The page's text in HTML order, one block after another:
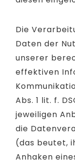
Die
Daten der
unserer
effektiven
Abs. 1 lit. f.
jeweiligen
die
(das beutet,
Anhaken